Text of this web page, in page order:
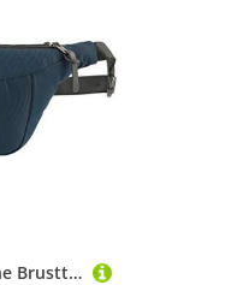
Nitro Hip Bag, Stylische Brusttasche, Gürteltasche mit 2 Fächern, Travel Pack, Heritage Umhängtasche, Festival Hüfttasche, Bauchtasche, 25 x 14 x 8cm, Indigo